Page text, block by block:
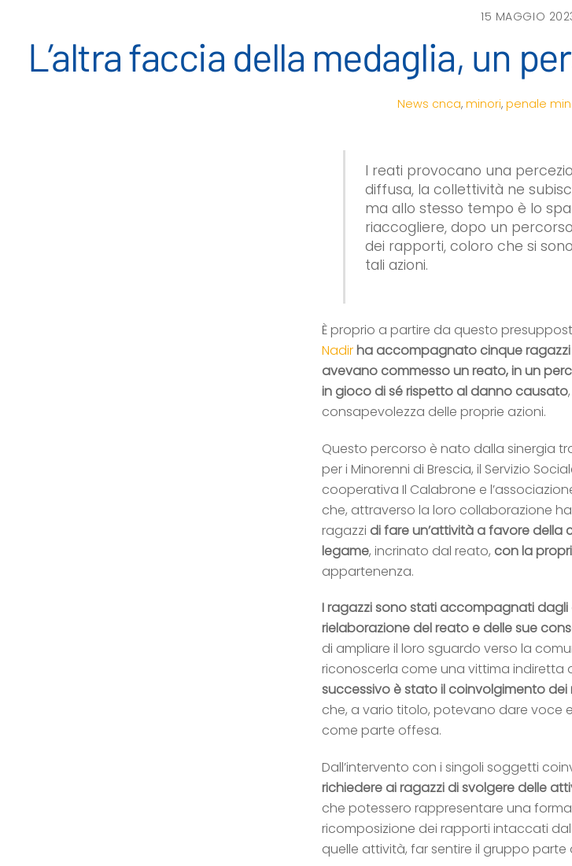
15 MAGGIO
L’altra faccia della medaglia, un
News cnca, minori, penale
I reati provocano una
diffusa, la collettività ne
ma allo stesso tempo è lo
riaccogliere, dopo un
dei rapporti, coloro che si
tali azioni.
È proprio a partire da questo
Nadirha accompagnato cinque
avevano commesso un reato, in un
in gioco di sé rispetto al danno causato
consapevolezza delle proprie azioni.
Questo percorso è nato dalla sinergia
per i Minorenni di Brescia, il Servizio
cooperativa Il Calabrone e
che, attraverso la loro collaborazione
ragazzi di fare un’attività a favore della
legame, incrinato dal reato, con la
appartenenza.
I ragazzi sono stati accompagnati
rielaborazione del reato e delle sue
di ampliare il loro sguardo verso la
riconoscerla come una vittima indiretta
successivo è stato il coinvolgimento
che, a vario titolo, potevano dare voce
come parte offesa.
Dall’intervento con i singoli soggetti
richiedere ai ragazzi di svolgere delle
che potessero rappresentareuna
ricomposizione dei rapportiintaccati
quelle attività, far sentire il gruppo